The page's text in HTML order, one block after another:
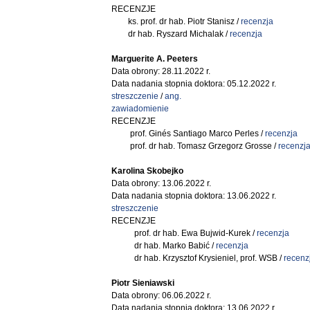
RECENZJE
ks. prof. dr hab. Piotr Stanisz /recenzja
dr hab. Ryszard Michalak /recenzja
Marguerite A. Peeters
Data obrony: 28.11.2022 r.
Data nadania stopnia doktora: 05.12.2022 r.
streszczenie /ang.
zawiadomienie
RECENZJE
prof. Ginés Santiago Marco Perles /recenzja
prof. dr hab. Tomasz Grzegorz Grosse /recenzja
Karolina Skobejko
Data obrony: 13.06.2022 r.
Data nadania stopnia doktora: 13.06.2022 r.
streszczenie
RECENZJE
prof. dr hab. Ewa Bujwid-Kurek /recenzja
dr hab. Marko Babić /recenzja
dr hab. Krzysztof Krysieniel, prof. WSB /
Piotr Sieniawski
Data obrony: 06.06.2022 r.
Data nadania stopnia doktora: 13.06.2022 r.